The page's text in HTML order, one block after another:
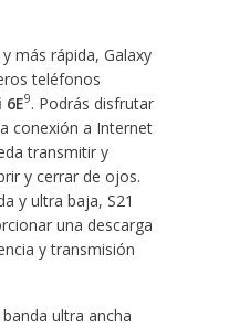
más rápida, Galaxy
teléfonos
6E9. Podrás disfrutar
conexión a Internet
transmitir y
y cerrar de ojos.
y ultra baja, S21
una descarga
y transmisión
ultra ancha